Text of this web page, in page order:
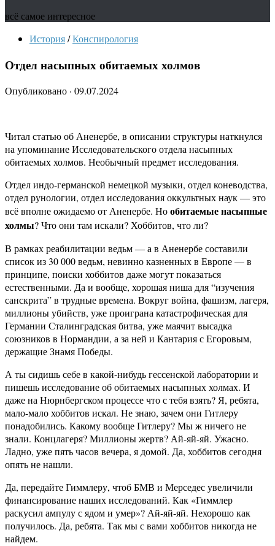
всё самое интересное
История/Конспирология
Отдел насыпных обитаемых холмов
Опубликовано · 09.07.2024
Читал статью об Аненербе, в описании структуры наткнулся
на упоминание Исследовательского отдела насыпных
обитаемых холмов. Необычный предмет исследования.
Отдел индо-германской немецкой музыки, отдел коневодства,
отдел рунологии, отдел исследования оккультных наук — это
всё вполне ожидаемо от Аненербе. Нообитаемые насыпные
холмы? Что они там искали? Хоббитов, что ли?
В рамках реабилитации ведьм — а в Аненербе составили
список из 30 000 ведьм, невинно казненных в Европе — в
принципе, поиски хоббитов даже могут показаться
естественными. Да и вообще, хорошая ниша для “изучения
санскрита” в трудные времена. Вокруг война, фашизм, лагеря,
миллионы убийств, уже проиграна катастрофическая для
Германии Сталинградская битва, уже маячит высадка
союзников в Нормандии, а за ней и Кантария с Егоровым,
держащие Знамя Победы.
А ты сидишь себе в какой-нибудь гессенской лаборатории и
пишешь исследование об обитаемых насыпных холмах. И
даже на Нюрнбергском процессе что с тебя взять? Я, ребята,
мало-мало хоббитов искал. Не знаю, зачем они Гитлеру
понадобились. Какому вообще Гитлеру? Мы ж ничего не
знали. Концлагеря? Миллионы жертв? Ай-яй-яй. Ужасно.
Ладно, уже пять часов вечера, я домой. Да, хоббитов сегодня
опять не нашли.
Да, передайте Гиммлеру, чтоб БМВ и Мерседес увеличили
финансирование наших исследований. Как «Гиммлер
раскусил ампулу с ядом и умер»? Ай-яй-яй. Нехорошо как
получилось. Да, ребята. Так мы с вами хоббитов никогда не
найдем.